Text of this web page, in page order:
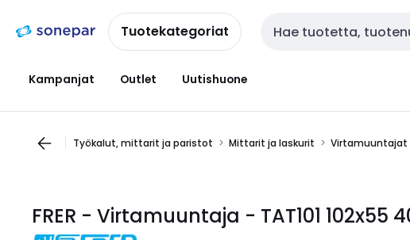
navigointiinsisältöönTuotekategoriat Haku
Kampanjat Outlet Uutishuone
Työkalut, mittarit ja paristot Mittarit ja laskurit Virtamuuntajat
FRER - Virtamuuntaja - TAT101 102x55